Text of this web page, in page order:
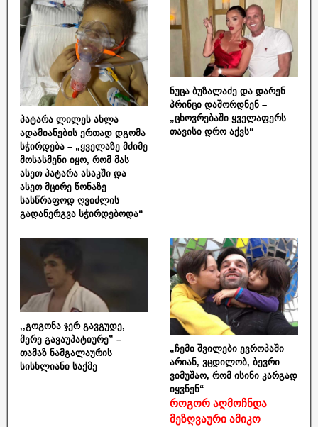
პატარა ლილეს ახლა
ადამიანების ერთად დგომა
სჭირდება – „ყველაზე მძიმე
მოსასმენი იყო, რომ მას
ასეთ პატარა ასაკში და
ასეთ მცირე წონაზე
სასწრაფოდ ღვიძლის
გადანერგვა სჭირდებოდა“
ნუცა ბუზალაძე და დარენ
პრინცი დაშორდნენ –
„ცხოვრებაში ყველაფერს
თავისი დრო აქვს“
,,გოგონა ჯერ გავგუდე,
მერე გავაუპატიურე” –
თამაზ ნამგალაურის
სისხლიანი საქმე
„ჩემი შვილები ევროპაში
არიან, ვცდილობ, ბევრი
ვიმუშაო, რომ ისინი კარგად
იყვნენ“
როგორ აღმოჩნდა
მეზღვაური ამიკო